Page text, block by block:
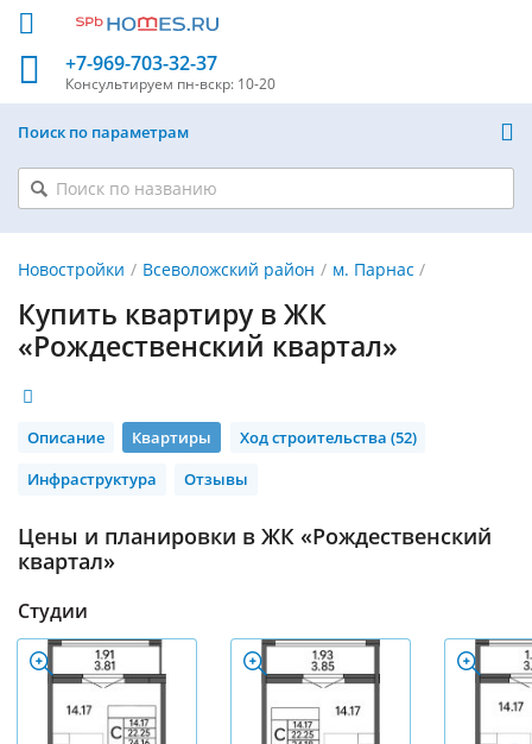
+7-969-703-32-37
Консультируем пн-вскр: 10-20
Поиск по параметрам
Новостройки Всеволожский район м. Парнас
Купить квартиру в ЖК
«Рождественский квартал»
Описание Квартиры
Ход строительства (52)
Инфраструктура
Отзывы
Цены и планировки в ЖК «Рождественский
квартал»
Студии